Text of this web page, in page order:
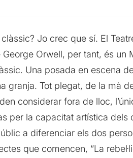
Jo crec que sí. El
Orwell, per tant, és un
Una posada en escena
granja. Tot plegat, de la mà
considerar fora de lloc,
per la capacitat artística
a diferenciar els dos
que comencen, “La